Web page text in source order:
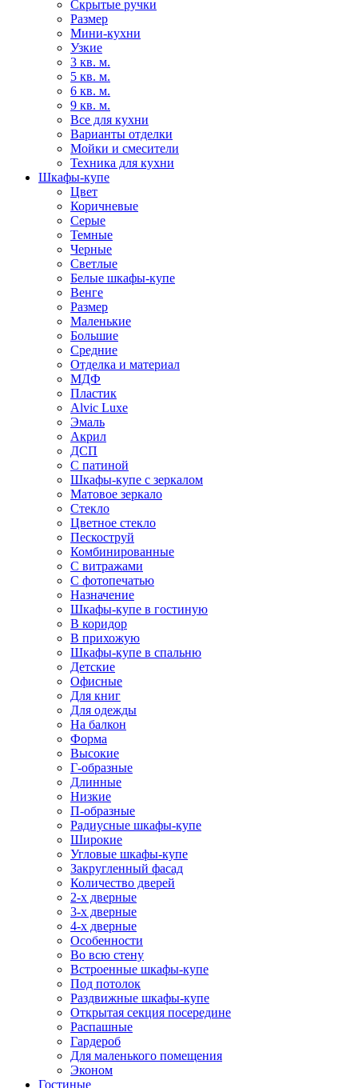
Скрытые ручки
Размер
Мини-кухни
Узкие
3 кв. м.
5 кв. м.
6 кв. м.
9 кв. м.
Все для кухни
Варианты отделки
Мойки и смесители
Техника для кухни
Шкафы-купе
Цвет
Коричневые
Серые
Темные
Черные
Светлые
Белые шкафы-купе
Венге
Размер
Маленькие
Большие
Средние
Отделка и материал
МДФ
Пластик
Alvic Luxe
Эмаль
Акрил
ДСП
С патиной
Шкафы-купе с зеркалом
Матовое зеркало
Стекло
Цветное стекло
Пескоструй
Комбинированные
С витражами
С фотопечатью
Назначение
Шкафы-купе в гостиную
В коридор
В прихожую
Шкафы-купе в спальню
Детские
Офисные
Для книг
Для одежды
На балкон
Форма
Высокие
Г-образные
Длинные
Низкие
П-образные
Радиусные шкафы-купе
Широкие
Угловые шкафы-купе
Закругленный фасад
Количество дверей
2-х дверные
3-х дверные
4-х дверные
Особенности
Во всю стену
Встроенные шкафы-купе
Под потолок
Раздвижные шкафы-купе
Открытая секция посередине
Распашные
Гардероб
Для маленького помещения
Эконом
Гостиные